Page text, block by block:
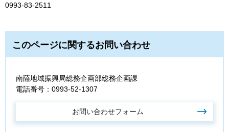
0993-83-2511
このページに関するお問い合わせ
南薩地域振興局総務企画部総務企画課
電話番号：0993-52-1307